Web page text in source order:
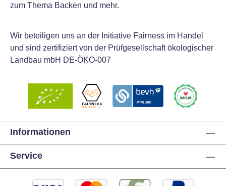
zum Thema Backen und mehr.
Wir beteiligen uns an der Initiative Fairness im Handel
und sind zertifiziert von der Prüfgesellschaft ökologischer
Landbau mbH DE-ÖKO-007
Informationen
Service